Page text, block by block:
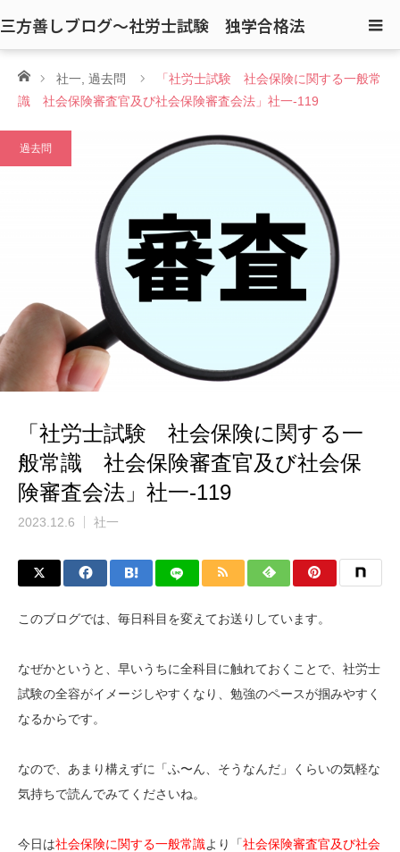
三方善しブログ〜社労士試験 独学合格法
ホーム社一 過去問
「社労士試験 社会保険に関する一般常
識 社会保険審査官及び社会保険審査会法」社一-119
過去問
「社労士試験 社会保険に関する一
般常識 社会保険審査官及び社会保
険審査会法」社一-119
2023.12.6 社一
このブログでは、毎日科目を変えてお送りしています。
なぜかというと、早いうちに全科目に触れておくことで、社労士
試験の全容がイメージしやすくなり、勉強のペースが掴みやすく
なるからです。
なので、あまり構えずに「ふ〜ん、そうなんだ」くらいの気軽な
気持ちで読んでみてくださいね。
今日は社会保険に関する一般常識より「社会保険審査官及び社会